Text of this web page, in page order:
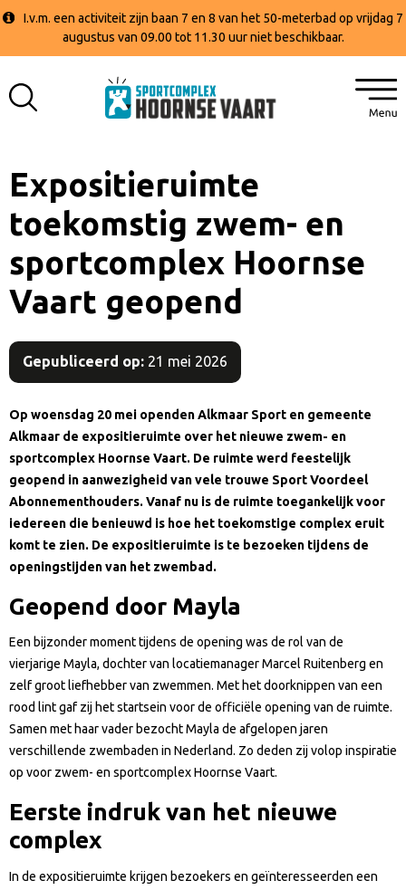
I.v.m. een activiteit zijn baan 7 en 8 van het 50-meterbad op vrijdag 7
augustus van 09.00 tot 11.30 uur niet beschikbaar.
Expositieruimte
toekomstig zwem- en
sportcomplex Hoornse
Vaart geopend
Gepubliceerd op: 21 mei 2026
Op woensdag 20 mei openden Alkmaar Sport en gemeente
Alkmaar de expositieruimte over het nieuwe zwem- en
sportcomplex Hoornse Vaart. De ruimte werd feestelijk
geopend in aanwezigheid van vele trouwe Sport Voordeel
Abonnementhouders. Vanaf nu is de ruimte toegankelijk voor
iedereen die benieuwd is hoe het toekomstige complex eruit
komt te zien. De expositieruimte is te bezoeken tijdens de
openingstijden van het zwembad.
Geopend door Mayla
Een bijzonder moment tijdens de opening was de rol van de
vierjarige Mayla, dochter van locatiemanager Marcel Ruitenberg en
zelf groot liefhebber van zwemmen. Met het doorknippen van een
rood lint gaf zij het startsein voor de officiële opening van de ruimte.
Samen met haar vader bezocht Mayla de afgelopen jaren
verschillende zwembaden in Nederland. Zo deden zij volop inspiratie
op voor zwem- en sportcomplex Hoornse Vaart.
Eerste indruk van het nieuwe
complex
In de expositieruimte krijgen bezoekers en geïnteresseerden een